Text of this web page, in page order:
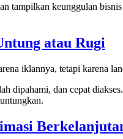
tampilkan keunggulan
atau Rugi
iklannya, tetapi karena
dipahami, dan cepat